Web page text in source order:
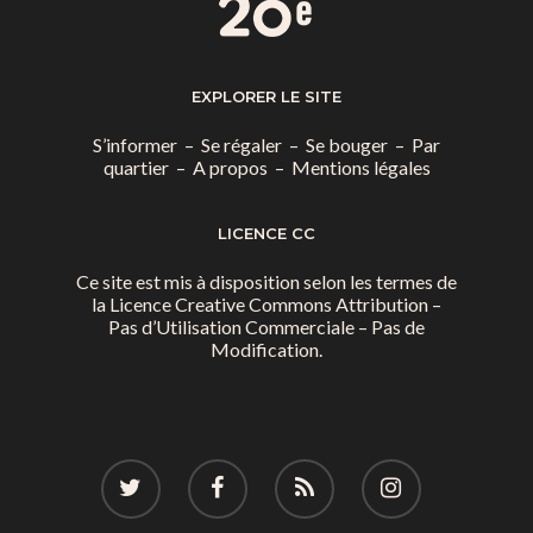
EXPLORER LE SITE
S’informer – Se régaler – Se bouger – Par
quartier– A propos – Mentions légales
LICENCE CC
Ce site est mis à disposition selon les termes de
la Licence Creative Commons Attribution –
Pas d’Utilisation Commerciale – Pas de
Modification.